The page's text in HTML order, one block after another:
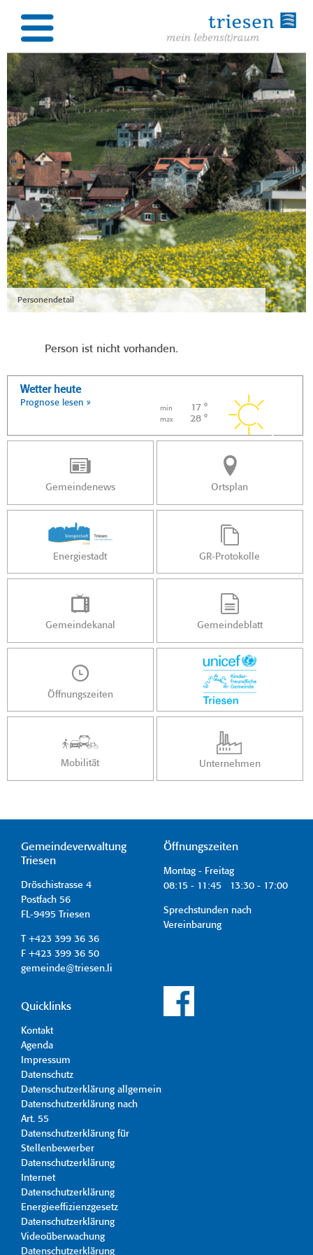
Personendetail
Person ist nicht vorhanden.
Wetter heute
Prognose lesen »
min 17 °
max 28 °
Gemeindenews Ortsplan
Energiestadt GR-Protokolle
Gemeindekanal Gemeindeblatt
Öffnungszeiten
Mobilität Unternehmen
Gemeindeverwaltung
Triesen
Dröschistrasse 4
Postfach 56
FL-9495 Triesen
T +423 399 36 36
F +423 399 36 50
gemeinde@triesen.li
Öffnungszeiten
Montag - Freitag
08:15 - 11:45 13:30 - 17:00
Sprechstunden nach
Vereinbarung
Quicklinks
Kontakt
Agenda
Impressum
Datenschutz
Datenschutzerklärung allgemein
Datenschutzerklärung nach
Art. 55
Datenschutzerklärung für
Stellenbewerber
Datenschutzerklärung
Internet
Datenschutzerklärung
Energieeffizienzgesetz
Datenschutzerklärung
Videoüberwachung
Datenschutzerklärung